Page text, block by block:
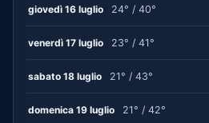
giovedì 16 luglio 24° / 40°
venerdì 17 luglio 23° / 41°
sabato 18 luglio 21° / 43°
domenica 19 luglio 21° / 42°